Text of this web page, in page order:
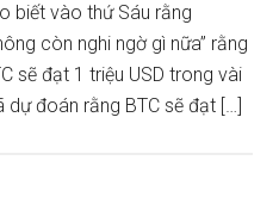
biết vào thứ Sáu rằng
còn nghi ngờ gì nữa” rằng
sẽ đạt 1 triệu USD trong vài
đoán rằng BTC sẽ đạt […]